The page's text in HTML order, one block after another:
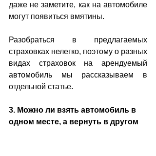
даже не заметите, как на автомобиле
могут появиться вмятины.
Разобраться в предлагаемых
страховках нелегко, поэтому о разных
видах страховок на арендуемый
автомобиль мы рассказываем в
отдельной статье.
3. Можно ли взять автомобиль в
одном месте, а вернуть в другом